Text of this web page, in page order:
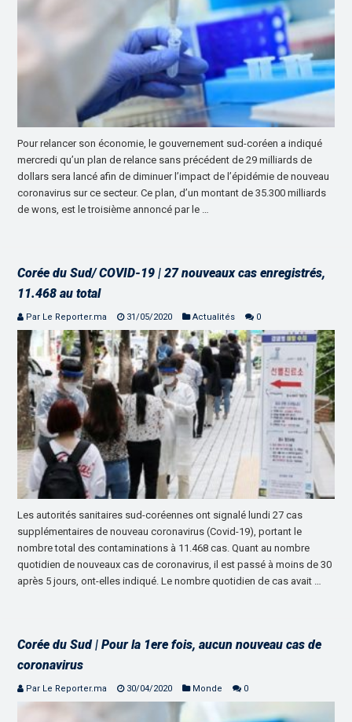
Pour relancer son économie, le gouvernement sud-coréen a indiqué
mercredi qu’un plan de relance sans précédent de 29 milliards de
dollars sera lancé afin de diminuer l’impact de l’épidémie de nouveau
coronavirus sur ce secteur. Ce plan, d’un montant de 35.300 milliards
de wons, est le troisième annoncé par le …
Corée du Sud/ COVID-19 | 27 nouveaux cas enregistrés,
11.468 au total
Par Le Reporter.ma 31/05/2020 Actualités 0
Les autorités sanitaires sud-coréennes ont signalé lundi 27 cas
supplémentaires de nouveau coronavirus (Covid-19), portant le
nombre total des contaminations à 11.468 cas. Quant au nombre
quotidien de nouveaux cas de coronavirus, il est passé à moins de 30
après 5 jours, ont-elles indiqué. Le nombre quotidien de cas avait …
Corée du Sud | Pour la 1ere fois, aucun nouveau cas de
coronavirus
Par Le Reporter.ma 30/04/2020 Monde 0